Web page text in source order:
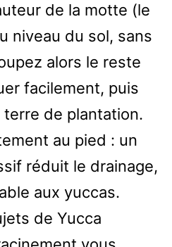
de la motte (le
niveau du sol, sans
alors le reste
facilement, puis
de plantation.
au pied : un
réduit le drainage,
aux yuccas.
de Yucca